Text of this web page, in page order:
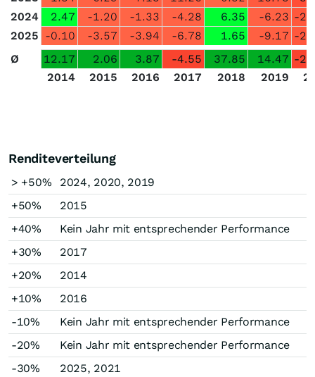
2024
2.47 -1.20 -1.33 -4.28 6.35 -6.23 -
2025 -0.10 -3.57 -3.94 -6.78 1.65 -9.17 -
Ø
12.17 2.06 3.87 -4.55 37.85 14.47 -
2014
2015 2016 2017 2018 2019
Renditeverteilung
> +50%
2024, 2020, 2019
+50%
2015
+40%
Kein Jahr mit entsprechender Performance
+30%
2017
+20%
2014
+10%
2016
-10%
Kein Jahr mit entsprechender Performance
-20%
Kein Jahr mit entsprechender Performance
-30%
2025, 2021